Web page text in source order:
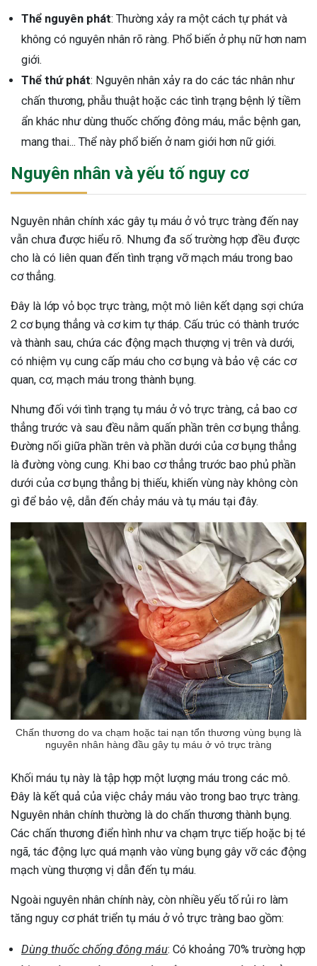
sau sinh là tình trạng viêm da
của chị em trở nên khô...
Thể nguyên phát: Thường xảy ra một cách tự phát và
không có nguyên nhân rõ ràng. Phổ biến ở phụ nữ hơn nam
giới.
Thể thứ phát: Nguyên nhân xảy ra do các tác nhân như
chấn thương, phẫu thuật hoặc các tình trạng bệnh lý tiềm
ẩn khác như dùng thuốc chống đông máu, mắc bệnh gan,
mang thai... Thể này phổ biến ở nam giới hơn nữ giới.
Nguyên nhân và yếu tố nguy cơ
Nguyên nhân chính xác gây tụ máu ở vỏ trực tràng đến nay
vẫn chưa được hiểu rõ. Nhưng đa số trường hợp đều được
cho là có liên quan đến tình trạng vỡ mạch máu trong bao
cơ thẳng.
Đây là lớp vỏ bọc trực tràng, một mô liên kết dạng sợi chứa
2 cơ bụng thẳng và cơ kim tự tháp. Cấu trúc có thành trước
và thành sau, chứa các động mạch thượng vị trên và dưới,
có nhiệm vụ cung cấp máu cho cơ bụng và bảo vệ các cơ
quan, cơ, mạch máu trong thành bụng.
Nhưng đối với tình trạng tụ máu ở vỏ trực tràng, cả bao cơ
thẳng trước và sau đều nằm quấn phần trên cơ bụng thẳng.
Đường nối giữa phần trên và phần dưới của cơ bụng thẳng
là đường vòng cung. Khi bao cơ thẳng trước bao phủ phần
dưới của cơ bụng thẳng bị thiếu, khiến vùng này không còn
gì để bảo vệ, dẫn đến chảy máu và tụ máu tại đây.
Chấn thương do va chạm hoặc tai nạn tổn thương vùng bụng là
nguyên nhân hàng đầu gây tụ máu ở vỏ trực tràng
Khối máu tụ này là tập hợp một lượng máu trong các mô.
Đây là kết quả của việc chảy máu vào trong bao trực tràng.
Nguyên nhân chính thường là do chấn thương thành bụng.
Các chấn thương điển hình như va chạm trực tiếp hoặc bị té
ngã, tác động lực quá mạnh vào vùng bụng gây vỡ các động
mạch vùng thượng vị dẫn đến tụ máu.
Ngoài nguyên nhân chính này, còn nhiều yếu tố rủi ro làm
tăng nguy cơ phát triển tụ máu ở vỏ trực tràng bao gồm:
Dùng thuốc chống đông máu: Có khoảng 70% trường hợp